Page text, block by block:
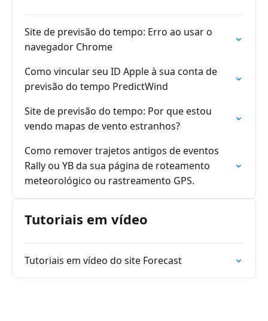
Site de previsão do tempo: Erro ao usar o
navegador Chrome
Como vincular seu ID Apple à sua conta de
previsão do tempo PredictWind
Site de previsão do tempo: Por que estou
vendo mapas de vento estranhos?
Como remover trajetos antigos de eventos
Rally ou YB da sua página de roteamento
meteorológico ou rastreamento GPS.
Tutoriais em vídeo
Tutoriais em vídeo do site Forecast